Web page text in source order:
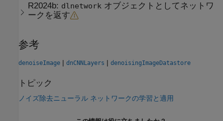
R2024b: dlnetwork オブジェクトとしてネットワ
ークを返す
参考
denoiseImage | dnCNNLayers | denoisingImageDatastore
トピック
ノイズ除去ニューラル ネットワークの学習と適用